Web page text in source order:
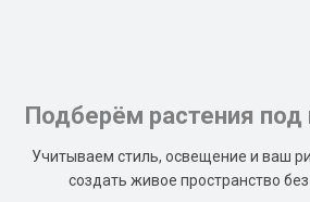
Подберём растения под
Учитываем стиль, освещение и ваш
создать живое пространство